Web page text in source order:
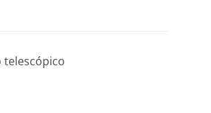
telescópico